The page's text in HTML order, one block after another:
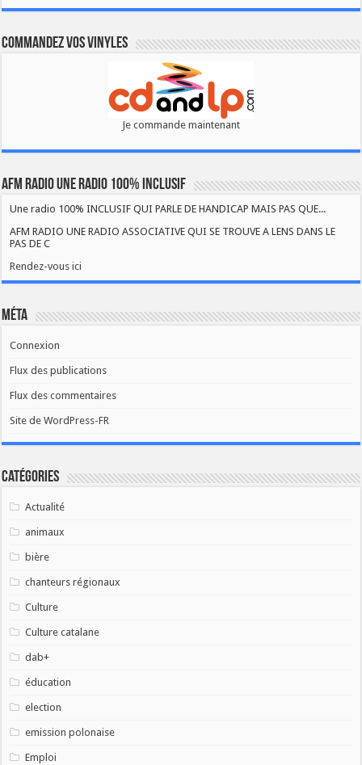
Commandez vos vinyles
Je commande maintenant
AFM RADIO UNE RADIO 100% INCLUSIF
Une radio 100% INCLUSIF QUI PARLE DE HANDICAP MAIS PAS QUE...
AFM RADIO UNE RADIO ASSOCIATIVE QUI SE TROUVE A LENS DANS LE
PAS DE C
Rendez-vous ici
Méta
Connexion
Flux des publications
Flux des commentaires
Site de WordPress-FR
Catégories
Actualité
animaux
bière
chanteurs régionaux
Culture
Culture catalane
dab+
éducation
election
emission polonaise
Emploi